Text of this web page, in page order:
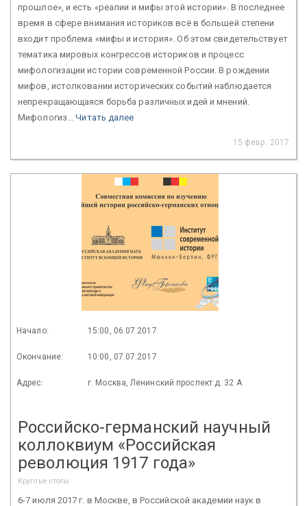
прошлое», и есть «реалии и мифы этой истории». В последнее
время в сфере внимания историков всё в большей степени
входит проблема «мифы и история». Об этом свидетельствует
тематика мировых конгрессов историков и процесс
мифологизации истории современной России. В рождении
мифов, истолковании исторических событий наблюдается
непрекращающаяся борьба различных идей и мнений.
Мифологиз...Читать далее
15 февр. 2017
Начало: 15:00, 06.07.2017
Окончание: 10:00, 07.07.2017
Адрес: г. Москва, Ленинский проспект д. 32 А
Российско-германский научный
коллоквиум «Российская
революция 1917 года»
Круглые столы
6-7 июля 2017 г. в Москве, в Российской академии наук в